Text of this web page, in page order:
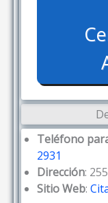
Teléfono
2931
Dirección:
Sitio Web: